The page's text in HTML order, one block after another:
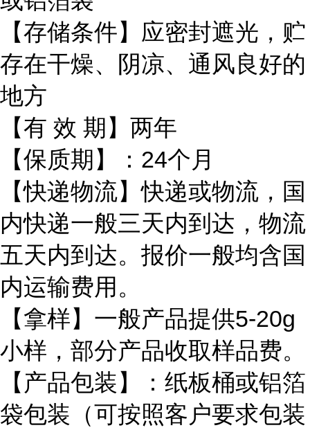
【存储条件】应密封遮光，贮
存在干燥、阴凉、通风良好的
地方
【有 效 期】两年
【保质期】：24个月
【快递物流】快递或物流，国
内快递一般三天内到达，物流
五天内到达。报价一般均含国
内运输费用。
【拿样】一般产品提供5-20g
小样，部分产品收取样品费。
【产品包装】：纸板桶或铝箔
袋包装（可按照客户要求包装